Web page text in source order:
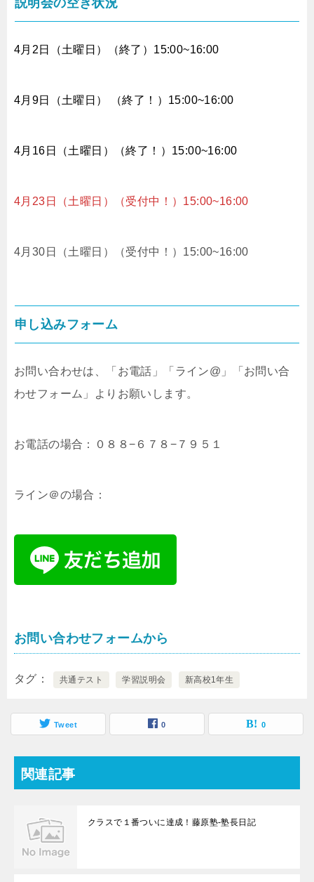
説明会の空き状況
4月2日（土曜日）（終了）15:00~16:00
4月9日（土曜日） （終了！）15:00~16:00
4月16日（土曜日）（終了！）15:00~16:00
4月23日（土曜日）（受付中！）15:00~16:00
4月30日（土曜日）（受付中！）15:00~16:00
申し込みフォーム
お問い合わせは、「お電話」「ライン@」「お問い合
わせフォーム」よりお願いします。
お電話の場合：０８８−６７８−７９５１
ライン＠の場合：
お問い合わせフォームから
タグ 共通テスト 学習説明会 新高校1年生
Tweet 0 0
関連記事
クラスで１番ついに達成！藤原塾-塾長日記